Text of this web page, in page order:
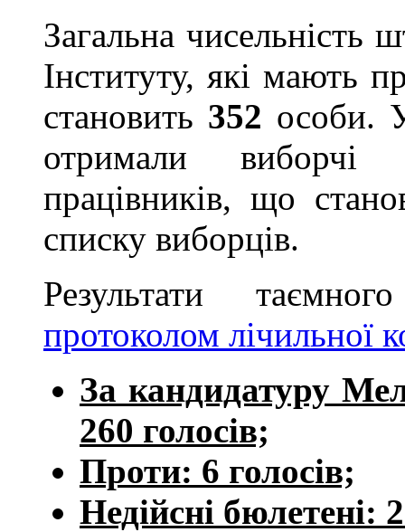
Загальна чисельність
Інституту, які мають
становить 352 особи.
отримали
працівників, що
списку виборців.
Результати
протоколом лічильної
За кандидатуру
260 голосів;
Проти: 6 голосів;
Недійсні бюлетені: